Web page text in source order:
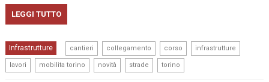
LEGGI TUTTO
Infrastrutture cantieri collegamento corso infrastrutture
lavori mobilita torino novità strade torino